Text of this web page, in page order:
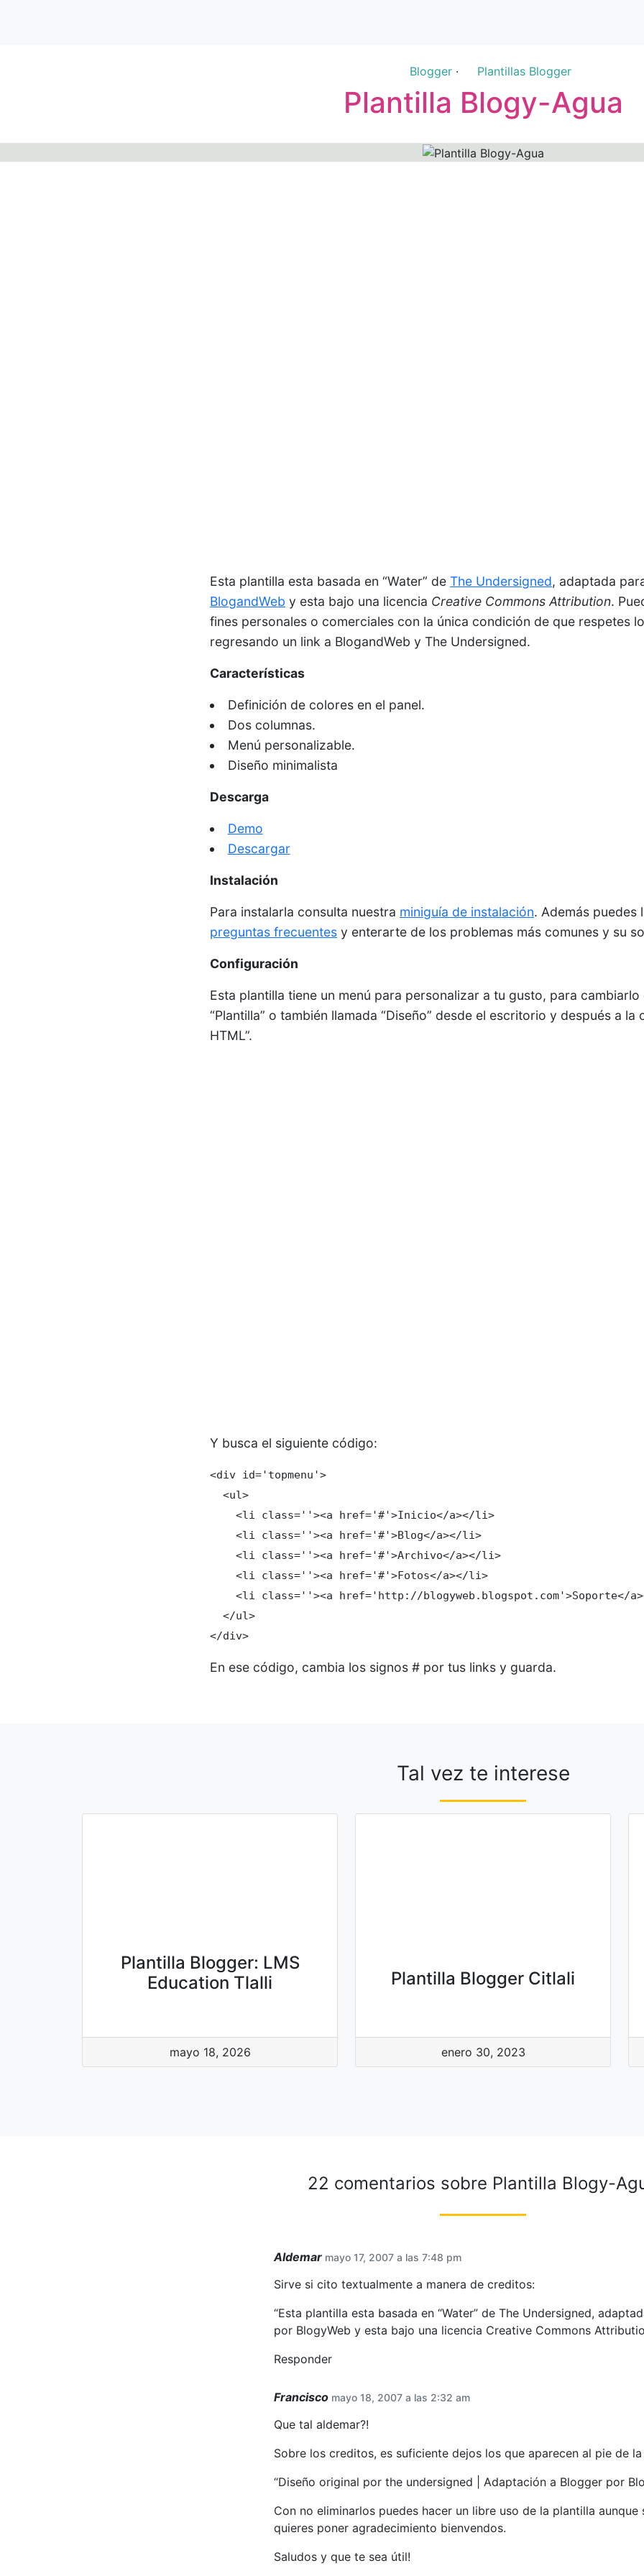
Blogger · Plantillas Blogger
Plantilla Blogy-Agua
Esta plantilla esta basada en “Water” de The Undersigned, adaptada
BlogandWeb y esta bajo una licencia Creative Commons Attribution.
fines personales o comerciales con la única condición de que respetes
regresando un link a BlogandWeb y The Undersigned.
Características
Definición de colores en el panel.
Dos columnas.
Menú personalizable.
Diseño minimalista
Descarga
Demo
Descargar
Instalación
Para instalarla consulta nuestra miniguía de instalación. Además puedes
preguntas frecuentes y enterarte de los problemas más comunes y su
Configuración
Esta plantilla tiene un menú para personalizar a tu gusto, para cambiarlo
“Plantilla” o también llamada “Diseño” desde el escritorio y después a la
HTML”.
Y busca el siguiente código:
<div id='topmenu'>
  <ul>
    <li class=''><a href='#'>Inicio</a></li>
    <li class=''><a href='#'>Blog</a></li>
    <li class=''><a href='#'>Archivo</a></li>
    <li class=''><a href='#'>Fotos</a></li>
<li class=''><a href='http://blogyweb.blogspot.com'>Soporte</
  </ul>
</div>
En ese código, cambia los signos # por tus links y guarda.
Tal vez te interese
Plantilla Blogger: LMS
Education Tlalli
mayo 18, 2026
Plantilla Blogger Citlali
enero 30, 2023
22 comentarios sobre Plantilla Blogy-
Aldemar mayo 17, 2007 a las 7:48 pm
Sirve si cito textualmente a manera de creditos:
“Esta plantilla esta basada en “Water” de The Undersigned,
por BlogyWeb y esta bajo una licencia Creative Commons
Responder
Francisco mayo 18, 2007 a las 2:32 am
Que tal aldemar?!
Sobre los creditos, es suficiente dejos los que aparecen al pie de
“Diseño original por the undersigned | Adaptación a Blogger por
Con no eliminarlos puedes hacer un libre uso de la plantilla aunque
quieres poner agradecimiento bienvendos.
Saludos y que te sea útil!